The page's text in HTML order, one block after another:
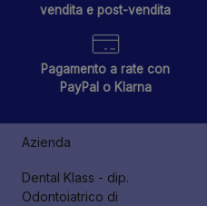
vendita e post-vendita
Pagamento a rate con
PayPal o Klarna
Azienda
Dental Klass - dip.
Odontoiatrico di